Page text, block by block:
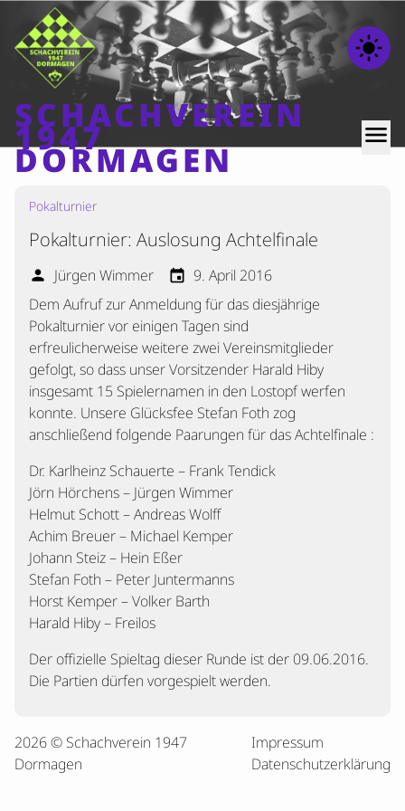
light_mode
SCHACHVEREIN
1947
DORMAGEN
menu
Home
Beiträge
Mannschaften
Ranglisten
Termine
Verschiedenes
Kontakt
Pokalturnier
Pokalturnier: Auslosung Achtelfinale
person Jürgen Wimmer event 9. April 2016
Dem Aufruf zur Anmeldung für das diesjährige
Pokalturnier vor einigen Tagen sind
erfreulicherweise weitere zwei Vereinsmitglieder
gefolgt, so dass unser Vorsitzender Harald Hiby
insgesamt 15 Spielernamen in den Lostopf werfen
konnte. Unsere Glücksfee Stefan Foth zog
anschließend folgende Paarungen für das Achtelfinale :
Dr. Karlheinz Schauerte – Frank Tendick
Jörn Hörchens – Jürgen Wimmer
Helmut Schott – Andreas Wolff
Achim Breuer – Michael Kemper
Johann Steiz – Hein Eßer
Stefan Foth – Peter Juntermanns
Horst Kemper – Volker Barth
Harald Hiby – Freilos
Der offizielle Spieltag dieser Runde ist der 09.06.2016.
Die Partien dürfen vorgespielt werden.
2026 © Schachverein 1947
Dormagen
Impressum
Datenschutzerklärung